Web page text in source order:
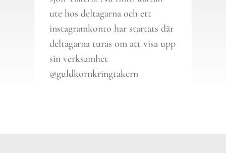
ute hos deltagarna och ett
instagramkonto har startats där
deltagarna turas om att visa upp
sin verksamhet
@guldkornkringtakern